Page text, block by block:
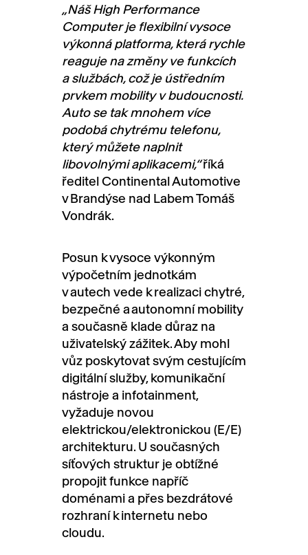
„Náš High Performance
Computer je flexibilnívysoce
výkonná platforma, která rychle
reaguje na změny ve funkcích
a službách, což je ústředním
prvkem mobilityv budoucnosti.
Auto se tak mnohem více
podobá chytrému telefonu,
který můžete naplnit
libovolnými aplikacemi,“říká
ředitel Continental Automotive
v Brandýse nad Labem Tomáš
Vondrák.
Posun k vysoce výkonným
výpočetním jednotkám
v autech vede k realizaci chytré,
bezpečné a autonomní mobility
a současně klade důraz na
uživatelský zážitek. Aby mohl
vůz poskytovat svým cestujícím
digitální služby, komunikační
nástroje a infotainment,
vyžaduje novou
elektrickou/elektronickou (E/E)
architekturu. U současných
síťových struktur je obtížné
propojit funkce napříč
doménami a přes bezdrátové
rozhraní k internetu nebo
cloudu.